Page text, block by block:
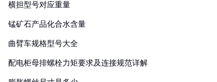
横担型号对应重量
锰矿石产品化合水含量
曲臂车规格型号大全
配电柜母排螺栓力矩要求及连接规范详解